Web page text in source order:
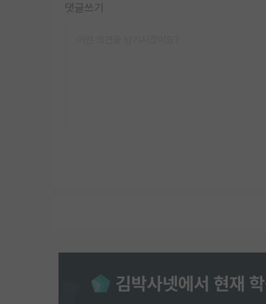
댓글쓰기